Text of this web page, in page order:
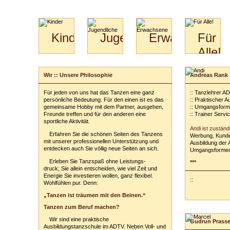
Kinder
Kids
&
Kiga-
Kids
3-
6
JugendlicheErwachsene
Specials
Paare
Hochzeitstanzkurs
Für
Alle!
Bilder
Download
Video
Partner
Catering
Wir :: Unsere Philosophie
Für jeden von uns hat das Tanzen eine ganz
persönliche Bedeutung. Für den einen ist es das
gemeinsame Hobby mit dem Partner, ausgehen,
Freunde treffen und für den anderen eine
sportliche Aktivität.
Erfahren Sie die schönen Seiten des Tanzens
mit unserer professionellen Unterstützung und
entdecken auch Sie völlig neue Seiten an sich.
Erleben Sie Tanzspaß ohne Leistungs-
druck; Sie allein entscheiden, wie viel Zeit und
Energie Sie investieren wollen, ganz flexibel.
Wohlfühlen pur. Denn:
„Tanzen ist träumen mit den Beinen.“
Tanzen zum Beruf machen?
Wir sind eine praktische
Ausbildungstanzschule im ADTV. Neben Voll- und
Andreas Rank
:: Tanzlehrer
:: Praktischer
::
:: Trainer
Andi ist
Werbung,
Ausbildung der
***
::
Gudrun Prasse